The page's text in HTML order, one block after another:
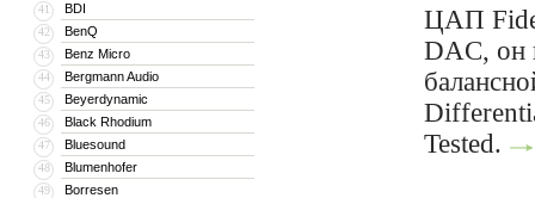
41 BDI
42 BenQ
43 Benz Micro
44 Bergmann Audio
45 Beyerdynamic
46 Black Rhodium
47 Bluesound
48 Blumenhofer
49 Borresen
ЦАП
DAC, он
Tested.